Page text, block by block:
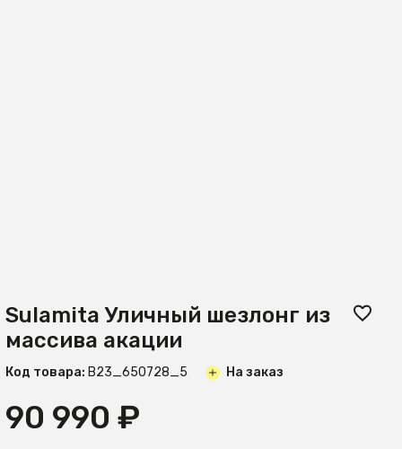
Sulamita Уличный шезлонг из
массива акации
Код товара: B23_650728_5 На заказ
90 990 ₽